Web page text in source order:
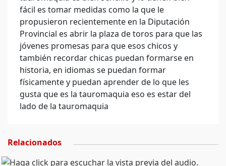
fácil es tomar medidas como la que le
propusieron recientemente en la Diputación
Provincial es abrir la plaza de toros para que las
jóvenes promesas para que esos chicos y
también recordar chicas puedan formarse en
historia, en idiomas se puedan formar
físicamente y puedan aprender de lo que les
gusta que es la tauromaquia eso es estar del
lado de la tauromaquia
Relacionados